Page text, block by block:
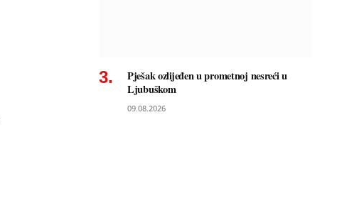
Pješak ozlijeđen u prometnoj nesreći u
Ljubuškom
09.08.2026